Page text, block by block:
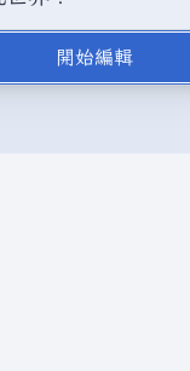
請勿在未經授權的情
開始編輯